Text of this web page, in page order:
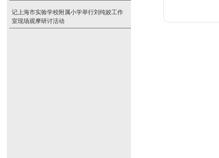
记上海市实验学校附属小学举行刘纯姣工作
室现场观摩研讨活动